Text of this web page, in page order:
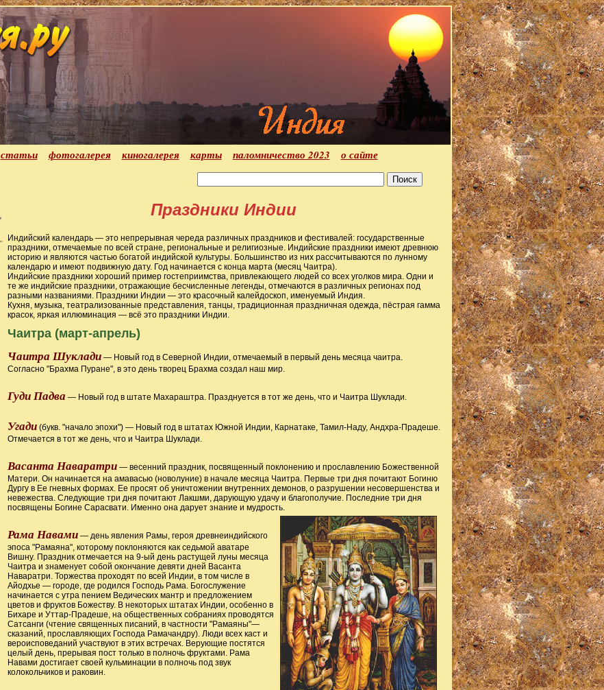
статьи фотогалерея киногалерея карты паломничество 2023 о сайте
Праздники Индии
Индийский календарь — это непрерывная череда различных праздников и фестивалей: государственные
праздники, отмечаемые по всей стране, региональные и религиозные. Индийские праздники имеют древнюю
историю и являются частью богатой индийской культуры. Большинство из них рассчитываются по лунному
календарю и имеют подвижную дату. Год начинается с конца марта (месяц Чаитра).
Индийские праздники хороший пример гостеприимства, привлекающего людей со всех уголков мира. Одни и
те же индийские праздники, отражающие бесчисленные легенды, отмечаются в различных регионах под
разными названиями. Праздники Индии — это красочный калейдоскоп, именуемый Индия.
Кухня, музыка, театрализованные представления, танцы, традиционная праздничная одежда, пёстрая гамма
красок, яркая иллюминация — всё это праздники Индии.
Чаитра (март-апрель)
Чаитра Шуклади— Новый год в Северной Индии, отмечаемый в первый день месяца чаитра.
Согласно "Брахма Пуране", в это день творец Брахма создал наш мир.
Гуди Падва — Новый год в штате Махараштра. Празднуется в тот же день, что и Чаитра Шуклади.
Угади(букв. "начало эпохи") — Новый год в штатах Южной Индии, Карнатаке, Тамил-Наду, Андхра-Прадеше.
Отмечается в тот же день, что и Чаитра Шуклади.
Васанта Наваратри— весенний праздник, посвященный поклонению и прославлению Божественной
Матери. Он начинается на амавасью (новолуние) в начале месяца Чаитра. Первые три дня почитают Богиню
Дургу в Ее гневных формах. Ее просят об уничтожении внутренних демонов, о разрушении несовершенства и
невежества. Следующие три дня почитают Лакшми, дарующую удачу и благополучие. Последние три дня
посвящены Богине Сарасвати. Именно она дарует знание и мудрость.
Рама Навами— день явления Рамы, героя древнеиндийского
эпоса "Рамаяна", которому поклоняются как седьмой аватаре
Вишну. Праздник отмечается на 9-ый день растущей луны месяца
Чаитра и знаменует собой окончание девяти дней Васанта
Наваратри. Торжества проходят по всей Индии, в том числе в
Айодхье — городе, где родился Господь Рама. Богослужение
начинается с утра пением Ведических мантр и предложением
цветов и фруктов Божеству. В некоторых штатах Индии, особенно в
Бихаре и Уттар-Прадеше, на общественных собраниях проводятся
Сатсанги (чтение священных писаний, в частности "Рамаяны"—
сказаний, прославляющих Господа Рамачандру). Люди всех каст и
вероисповеданий участвуют в этих встречах. Верующие постятся
целый день, прерывая пост только в полночь фруктами. Рама
Навами достигает своей кульминации в полночь под звук
колокольчиков и раковин.